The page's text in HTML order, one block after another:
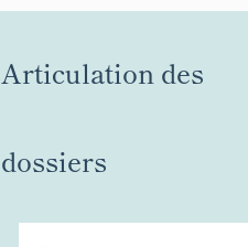
Articulation des
dossiers